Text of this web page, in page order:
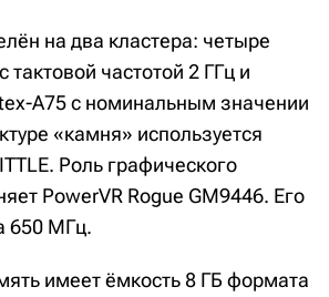
на два кластера: четыре
тактовой частотой 2 ГГц и
A75 с номинальным значении
«камня» используется
Роль графического
PowerVR Rogue GM9446. Его
650 МГц.
имеет ёмкость 8 ГБ формата